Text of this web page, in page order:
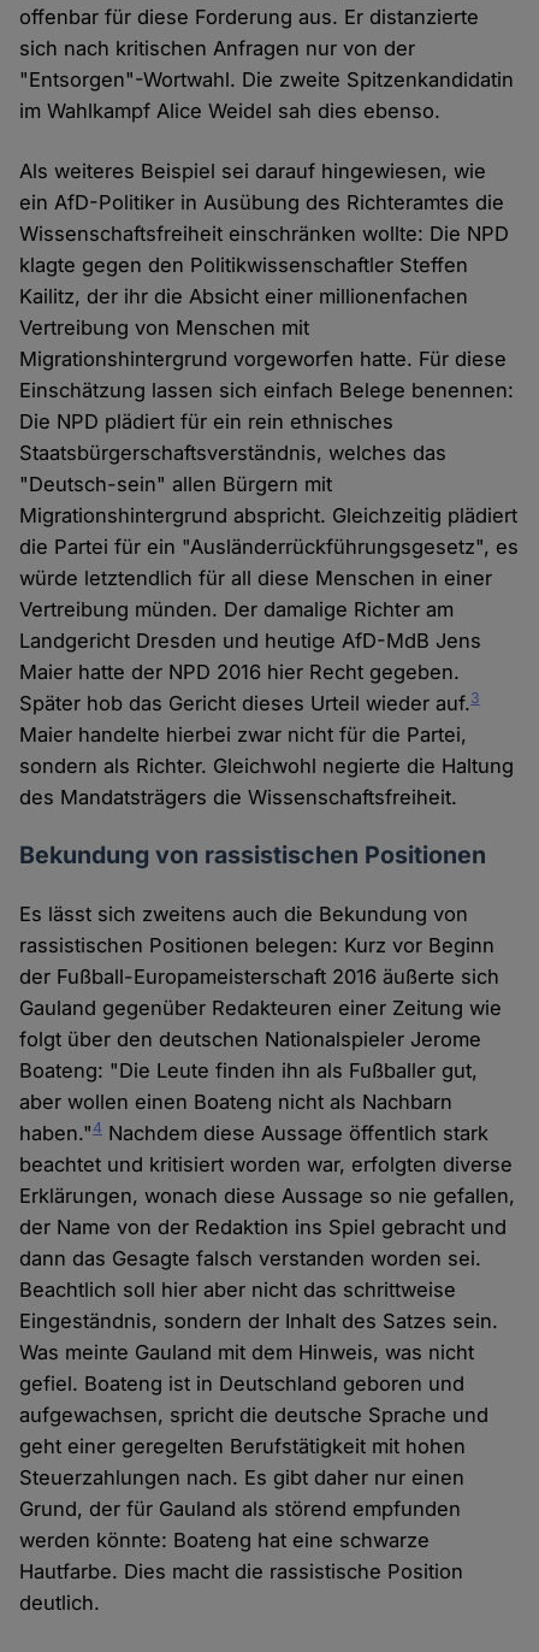
offenbar für diese Forderung aus. Er distanzierte
sich nach kritischen Anfragen nur von der
"Entsorgen"-Wortwahl. Die zweite Spitzenkandidatin
im Wahlkampf Alice Weidel sah dies ebenso.
Als weiteres Beispiel sei darauf hingewiesen, wie
ein AfD-Politiker in Ausübung des Richteramtes die
Wissenschaftsfreiheit einschränken wollte: Die NPD
klagte gegen den Politikwissenschaftler Steffen
Kailitz, der ihr die Absicht einer millionenfachen
Vertreibung von Menschen mit
Migrationshintergrund vorgeworfen hatte. Für diese
Einschätzung lassen sich einfach Belege benennen:
Die NPD plädiert für ein rein ethnisches
Staatsbürgerschaftsverständnis, welches das
"Deutsch-sein" allen Bürgern mit
Migrationshintergrund abspricht. Gleichzeitig plädiert
die Partei für ein "Ausländerrückführungsgesetz", es
würde letztendlich für all diese Menschen in einer
Vertreibung münden. Der damalige Richter am
Landgericht Dresden und heutige AfD-MdB Jens
Maier hatte der NPD 2016 hier Recht gegeben.
Später hob das Gericht dieses Urteil wieder auf.3
Maier handelte hierbei zwar nicht für die Partei,
sondern als Richter. Gleichwohl negierte die Haltung
des Mandatsträgers die Wissenschaftsfreiheit.
Bekundung von rassistischen Positionen
Es lässt sich zweitens auch die Bekundung von
rassistischen Positionen belegen: Kurz vor Beginn
der Fußball-Europameisterschaft 2016 äußerte sich
Gauland gegenüber Redakteuren einer Zeitung wie
folgt über den deutschen Nationalspieler Jerome
Boateng: "Die Leute finden ihn als Fußballer gut,
aber wollen einen Boateng nicht als Nachbarn
haben."4 Nachdem diese Aussage öffentlich stark
beachtet und kritisiert worden war, erfolgten diverse
Erklärungen, wonach diese Aussage so nie gefallen,
der Name von der Redaktion ins Spiel gebracht und
dann das Gesagte falsch verstanden worden sei.
Beachtlich soll hier aber nicht das schrittweise
Eingeständnis, sondern der Inhalt des Satzes sein.
Was meinte Gauland mit dem Hinweis, was nicht
gefiel. Boateng ist in Deutschland geboren und
aufgewachsen, spricht die deutsche Sprache und
geht einer geregelten Berufstätigkeit mit hohen
Steuerzahlungen nach. Es gibt daher nur einen
Grund, der für Gauland als störend empfunden
werden könnte: Boateng hat eine schwarze
Hautfarbe. Dies macht die rassistische Position
deutlich.